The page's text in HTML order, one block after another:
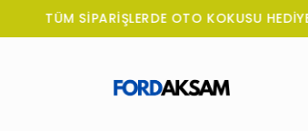
TÜM SİPARİŞLERDE OTO KOKUSU HEDİYE!